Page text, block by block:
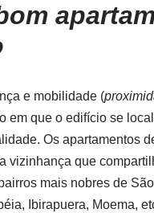
e mobilidade (
em que o edifício se
Os apartamentos
vizinhança que
mais nobres de
Ibirapuera, Moema,